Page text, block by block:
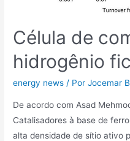
Célula de
hidrogênio
energy news / PorJocemar
De acordo com Asad
Catalisadores à base de
alta densidade de sítio ativo